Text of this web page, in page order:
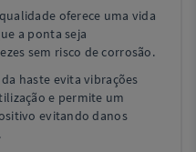
oferece uma vida
a ponta seja
sem risco de corrosão.
haste evita vibrações
e permite um
evitando danos